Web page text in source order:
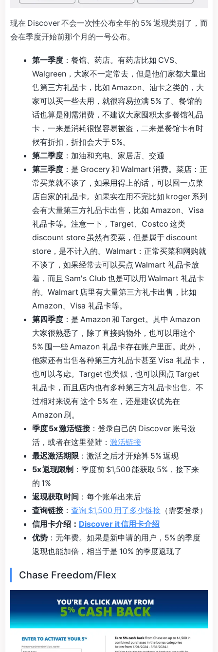
现在 Discover 不会一次性公布全年的 5% 返现类别了，而
会在季度开始前那个月的一号公布。
第一季度 ：餐馆、药店。有药店比如 CVS、
Walgreen，大家不一定常去，但是他们家都大量出
售第三方礼品卡，比如 Amazon、油卡之类的，大
家可以买一些去用，就很容易拉满 5% 了。餐馆的
话也算是刚需消费，不建议大家囤积太多餐馆礼品
卡，一来是消耗很慢容易被盗，二来是餐馆卡有时
候有折扣，折扣会大于 5%。
第二季度 ：加油和充电、家居店、交通
第三季度 ：是 Grocery 和 Walmart 消费。菜店：正
常买菜就不谈了，如果用得上的话，可以囤一点菜
店自家的礼品卡。如果实在用不完比如 kroger 系列
会有大量第三方礼品卡出售，比如 Amazon、Visa
礼品卡等。注意一下，Target、Costco 这类
discount store 虽然有卖菜，但是属于 discount
store，是不计入的。Walmart：正常买菜和网购就
不谈了，如果经常去可以买点 Walmart 礼品卡放
着，而且 Sam's Club 也是可以用 Walmart 礼品卡
的。Walmart 店里有大量第三方礼卡出售，比如
Amazon、Visa 礼品卡等。
第四季度 ：是 Amazon 和 Target。其中 Amazon
大家很熟悉了，除了直接购物外，也可以用这个
5% 囤一些 Amazon 礼品卡存在账户里面。此外，
他家还有出售各种第三方礼品卡甚至 Visa 礼品卡，
也可以考虑。Target 也类似，也可以囤点 Target
礼品卡，而且店内也有多种第三方礼品卡出售。不
过相对来说有 这个 5% 在，还是建议优先在
Amazon 刷。
季度 5x 激活链接：登录自己的 Discover 账号激
活，或者在这里登陆： 激活链接
最迟激活期限 ：激活之后才开始算 5% 返现
5x 返现限制 ：季度前 $1,500 能获取 5%，接下来
的 1%
返现获取时间 ：每个账单出来后
查询链接： 查询 $1,500 用了多少链接 （需要登录）
信用卡介绍： Discover it 信用卡介绍
优势 ：无年费。如果是新申请的用户，5% 的季度
返现也能加倍，相当于是 10% 的季度返现了
Chase Freedom/Flex